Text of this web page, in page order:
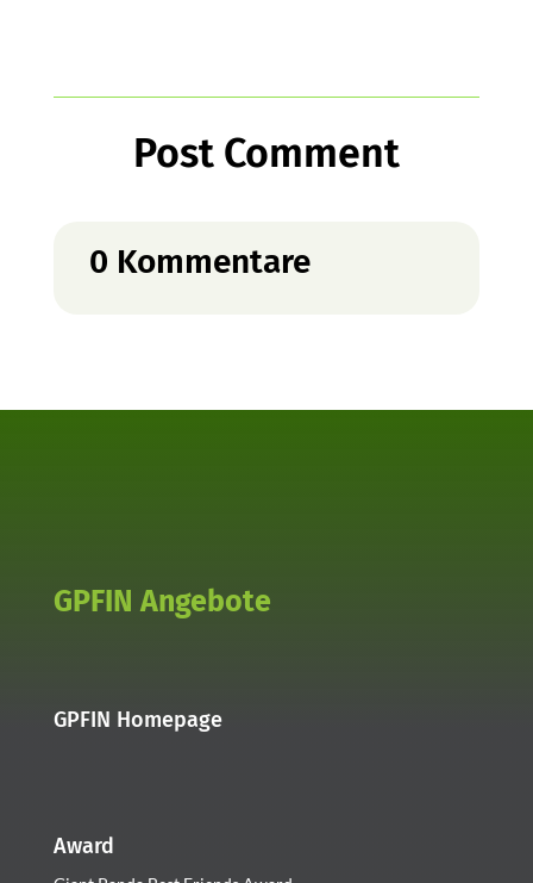
Post Comment
0 Kommentare
GPFIN Angebote
GPFIN Homepage
Award